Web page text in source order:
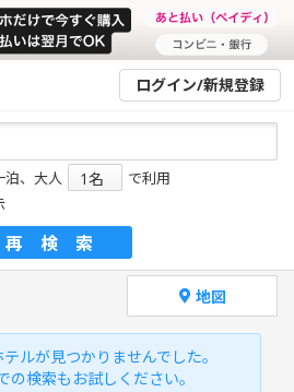
ログイン/新規登録
泊、大人
で利用
再検索
地図
ルが見つかりませんでした。
の検索もお試しください。